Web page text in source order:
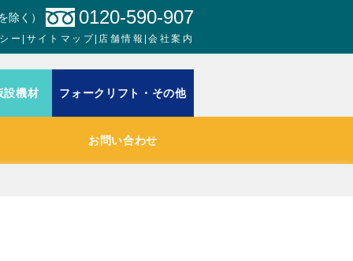
除く） 0120-590-907
ー サイトマップ 店舗情報 |会社案内
設機材 フォークリフト・その他
お問い合わせ